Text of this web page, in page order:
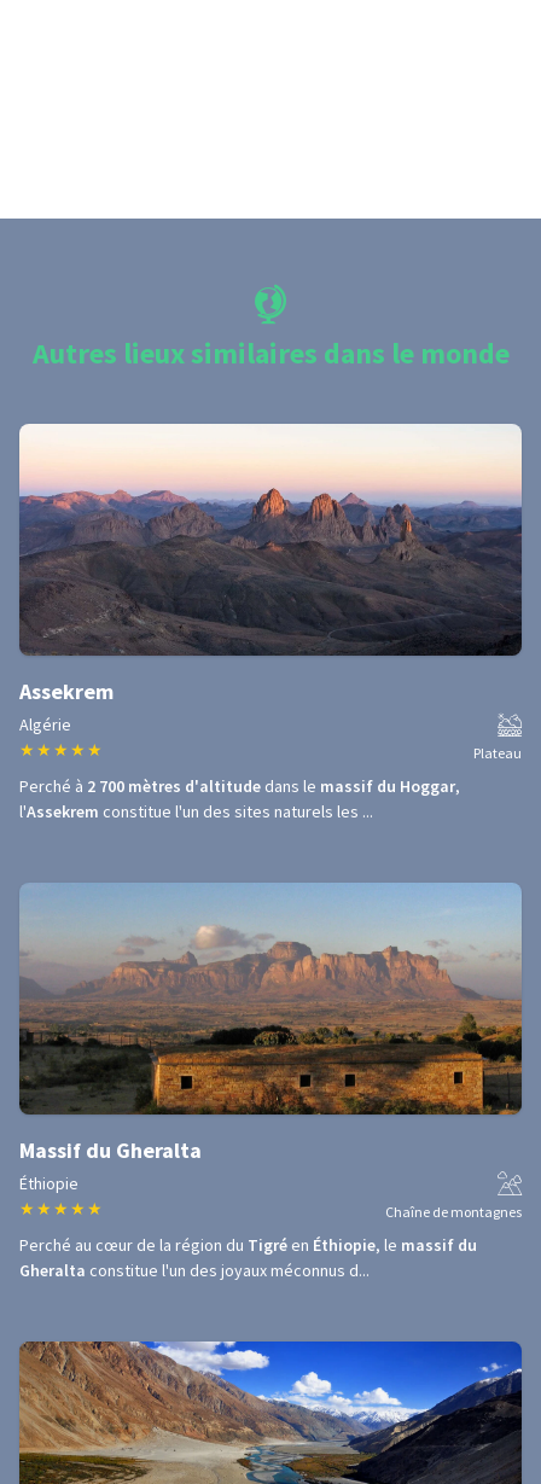
Autres lieux similaires dans le monde
Assekrem
Algérie
★ ★ ★ ★ ★ Plateau
Perché à 2 700 mètres d'altitude dans le massif du Hoggar,
l'Assekrem constitue l'un des sites naturels les ...
Massif du Gheralta
Éthiopie
★ ★ ★ ★ ★ Chaîne de montagnes
Perché au cœur de la région du Tigré en Éthiopie, le massif du
Gheralta constitue l'un des joyaux méconnus d...